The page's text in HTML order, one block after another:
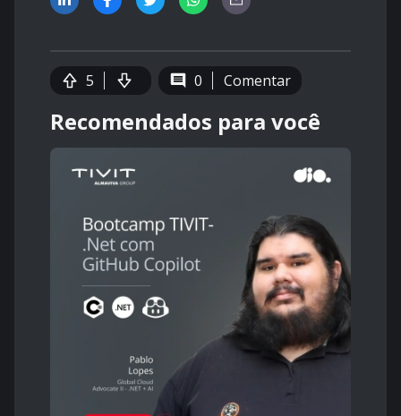
5 0 Comentar
Recomendados para você